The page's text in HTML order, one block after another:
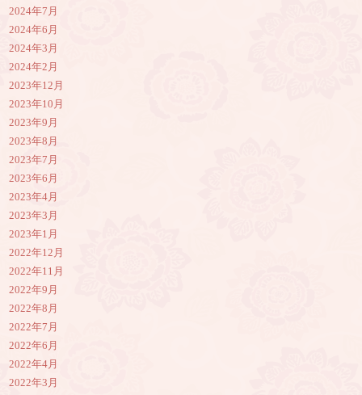
2024年7月
2024年6月
2024年3月
2024年2月
2023年12月
2023年10月
2023年9月
2023年8月
2023年7月
2023年6月
2023年4月
2023年3月
2023年1月
2022年12月
2022年11月
2022年9月
2022年8月
2022年7月
2022年6月
2022年4月
2022年3月